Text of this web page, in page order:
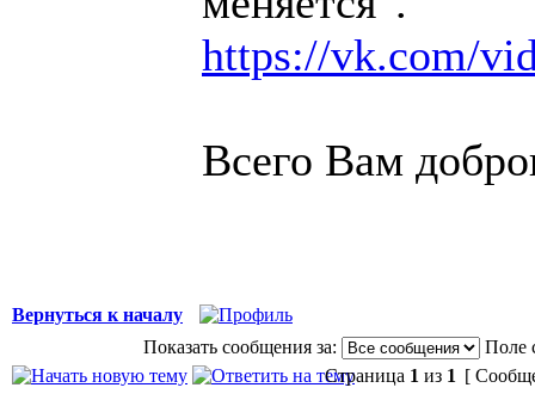
https://vk.com/
Всего Вам
Вернуться к началу
Показать сообщения за:
Поле
Страница 1 из 1 [